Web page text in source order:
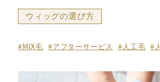
ウィッグの選び方
#MIX毛 #アフターサービス #人工毛 #